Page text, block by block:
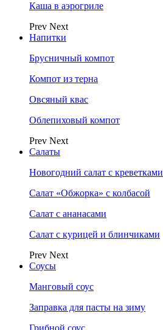
Каша в аэрогриле
Prev Next
Напитки
Брусничный компот
Компот из терна
Овсяный квас
Облепиховый компот
Prev Next
Салаты
Новогодний салат с креветками
Салат «Обжорка» с колбасой
Салат с ананасами
Салат с курицей и блинчиками
Prev Next
Соусы
Манговый соус
Заправка для пасты на зиму
Грибной соус